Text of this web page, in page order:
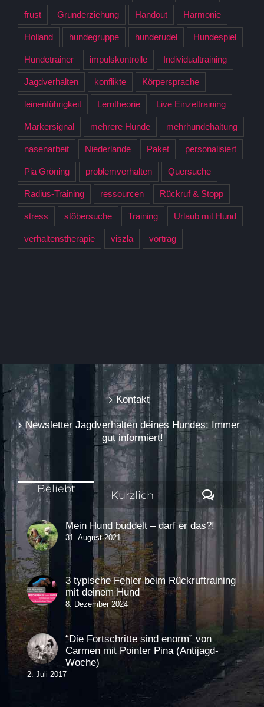
frust Grunderziehung Handout Harmonie
Holland hundegruppe hunderudel Hundespiel
Hundetrainer impulskontrolle Individualtraining
Jagdverhalten konflikte Körpersprache
leinenführigkeit Lerntheorie Live Einzeltraining
Markersignal mehrere Hunde mehrhundehaltung
nasenarbeit Niederlande Paket personalisiert
Pia Gröning problemverhalten Quersuche
Radius-Training ressourcen Rückruf & Stopp
stress stöbersuche Training Urlaub mit Hund
verhaltenstherapie viszla vortrag
Kontakt
Newsletter Jagdverhalten deines Hundes: Immer
gut informiert!
Beliebt Kürzlich
Mein Hund buddelt – darf er das?!
31. August 2021
3 typische Fehler beim Rückruftraining
mit deinem Hund
8. Dezember 2024
“Die Fortschritte sind enorm” von
Carmen mit Pointer Pina (Antijagd-
Woche)
2. Juli 2017